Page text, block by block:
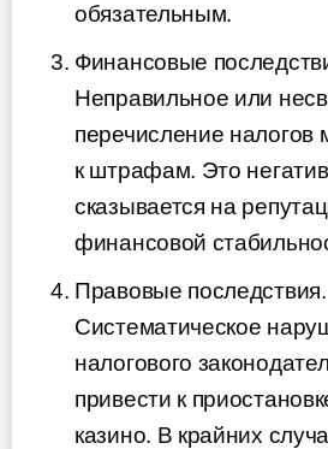
обязательным.
Финансовые
Неправильное или
перечисление налогов
к штрафам. Это
сказывается на
финансовой
Правовые последствия.
Систематическое
налогового
привести к
казино. В крайних